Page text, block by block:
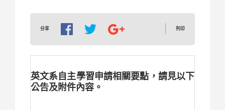
分享 列印
英文系自主學習申請相關要點，請見以下
公告及附件內容。